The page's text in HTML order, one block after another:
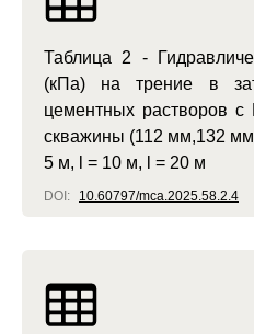
Таблица 2 -
(кПа) на трение в
цементных растворов
скважины (112 мм,132
5 м, l = 10 м, l = 20 м
DOI: 10.60797/mca.2025.58.2.4